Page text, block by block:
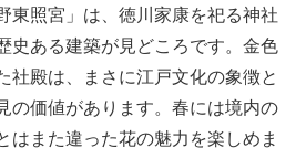
東照宮」は、徳川家康を祀る神社
史ある建築が見どころです。金色
社殿は、まさに江戸文化の象徴と
の価値があります。春には境内の
はまた違った花の魅力を楽しめま